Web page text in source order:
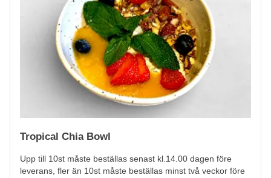
Tropical Chia Bowl
Upp till 10st måste beställas senast kl.14.00 dagen före
leverans, fler än 10st måste beställas minst två veckor före